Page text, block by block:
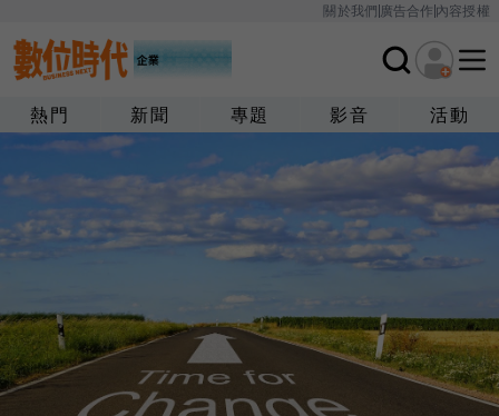
關於我們廣告合作內容授權
熱門 新聞 專題 影音 活動